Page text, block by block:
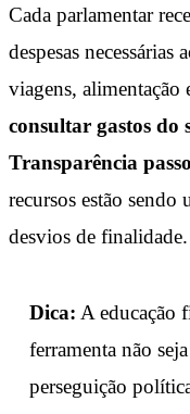
Cada parlamentar
despesas
viagens, alimentação
consultar gastos do
Transparência
recursos estão sendo
desvios de finalidade.
Dica: A educação
ferramenta não
perseguição